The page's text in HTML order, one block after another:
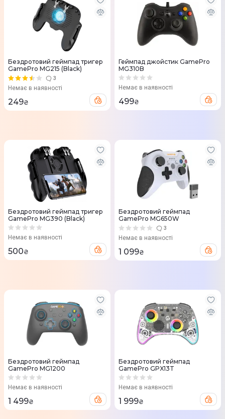
Бездротовий геймпад тригер
GamePro MG215 (Black)
3
Немає в наявності
249₴
Геймпад джойстик GamePro
MG310B
Немає в наявності
499₴
Бездротовий геймпад тригер
GamePro MG390 (Black)
Немає в наявності
500₴
Бездротовий геймпад
GamePro MG650W
3
Немає в наявності
1 099₴
Бездротовий геймпад
GamePro MG1200
Немає в наявності
1 499₴
Бездротовий геймпад
GamePro GPX13T
Немає в наявності
1 999₴